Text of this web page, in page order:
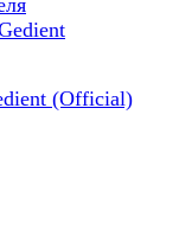
(Official)